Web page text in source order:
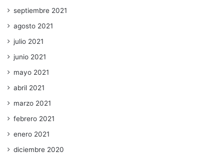
septiembre 2021
agosto 2021
julio 2021
junio 2021
mayo 2021
abril 2021
marzo 2021
febrero 2021
enero 2021
diciembre 2020